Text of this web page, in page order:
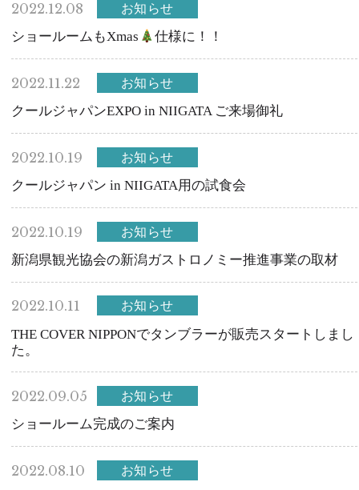
2022.12.08 お知らせ
ショールームもXmas 仕様に！！
2022.11.22 お知らせ
クールジャパンEXPO in NIIGATA ご来場御礼
2022.10.19 お知らせ
クールジャパン in NIIGATA用の試食会
2022.10.19 お知らせ
新潟県観光協会の新潟ガストロノミー推進事業の取材
2022.10.11 お知らせ
THE COVER NIPPONでタンブラーが販売スタートしまし
た。
2022.09.05 お知らせ
ショールーム完成のご案内
2022.08.10 お知らせ